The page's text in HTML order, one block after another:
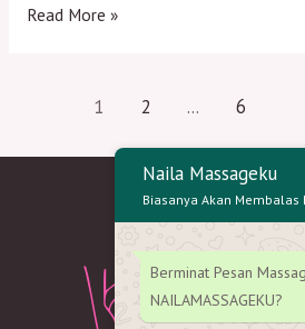
Pijat
Bermanfaat
Read More »
1 2 … 6
Naila Massageku
Biasanya Akan
Berminat Pesan
NAILAMASSAGEKU?